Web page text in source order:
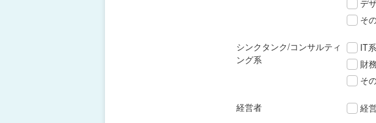
デ
そ
シンクタンク/コンサルティ
ング系
IT
財
そ
経営者 経